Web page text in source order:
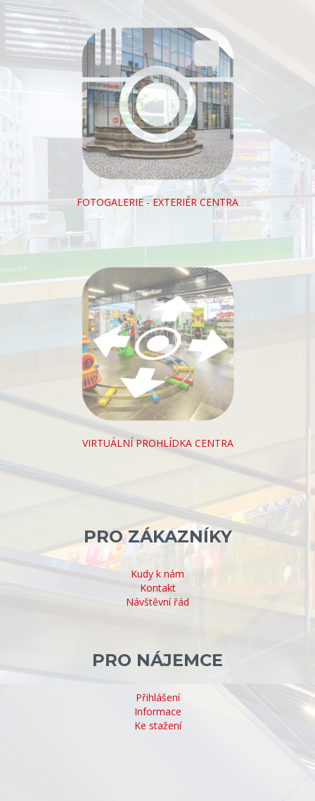
FOTOGALERIE - EXTERIÉR CENTRA
VIRTUÁLNÍ PROHLÍDKA CENTRA
PRO ZÁKAZNÍKY
Kudy k nám
Kontakt
Návštěvní řád
PRO NÁJEMCE
Přihlášení
Informace
Ke stažení